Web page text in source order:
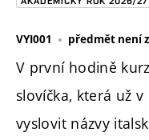
VYI001 předmět není
V první hodině
slovíčka, která už
vyslovit názvy